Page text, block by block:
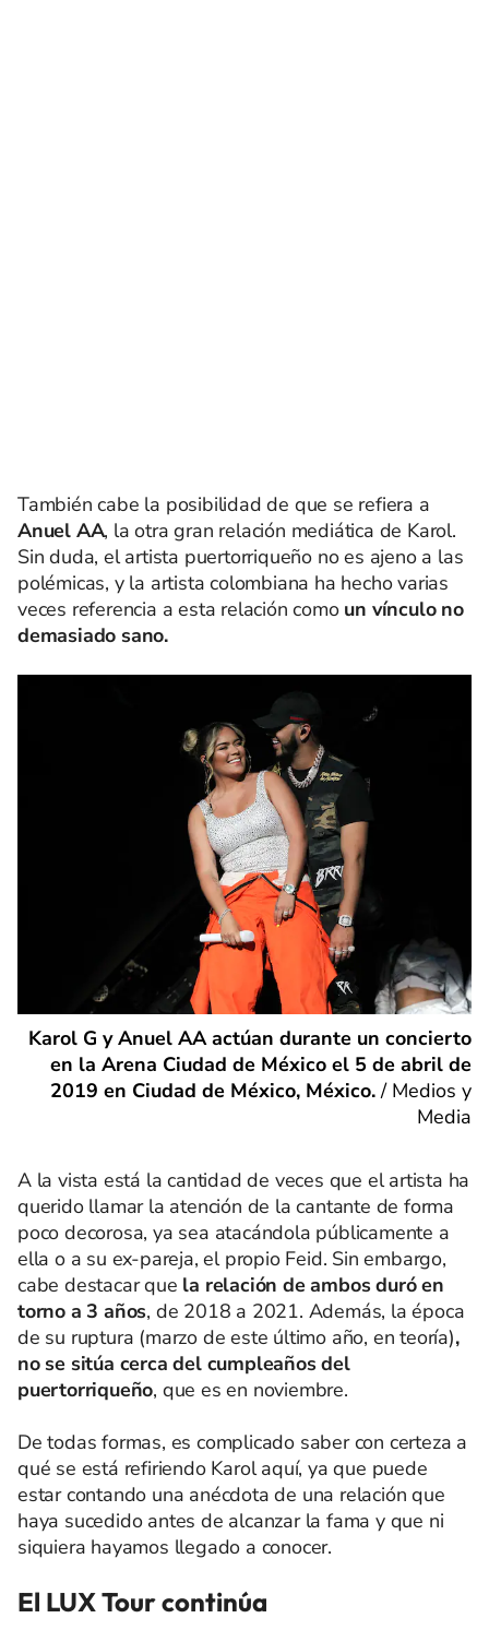
También cabe la posibilidad de que se refiera a
Anuel AA, la otra gran relación mediática de Karol.
Sin duda, el artista puertorriqueño no es ajeno a las
polémicas, y la artista colombiana ha hecho varias
veces referencia a esta relación como un vínculo no
demasiado sano.
Karol G y Anuel AA actúan durante un concierto
en la Arena Ciudad de México el 5 de abril de
2019 en Ciudad de México, México./ Medios y
Media
A la vista está la cantidad de veces que el artista ha
querido llamar la atención de la cantante de forma
poco decorosa, ya sea atacándola públicamente a
ella o a su ex-pareja, el propio Feid. Sin embargo,
cabe destacar que la relación de ambos duró en
torno a 3 años, de 2018 a 2021. Además, la época
de su ruptura (marzo de este último año, en teoría),
no se sitúa cerca del cumpleaños del
puertorriqueño, que es en noviembre.
De todas formas, es complicado saber con certeza a
qué se está refiriendo Karol aquí, ya que puede
estar contando una anécdota de una relación que
haya sucedido antes de alcanzar la fama y que ni
siquiera hayamos llegado a conocer.
El LUX Tour continúa